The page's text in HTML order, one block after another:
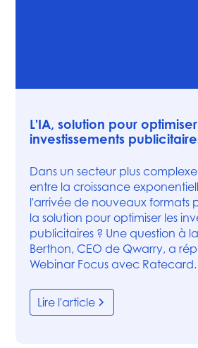
L'IA, solution pour
investissements
Dans un secteur plus
entre la croissance
l'arrivée de nouveaux formats
la solution pour optimiser les
publicitaires ? Une question à
Berthon, CEO de Qwarry, a
Webinar Focus avec Ratecard.
Lire l'article